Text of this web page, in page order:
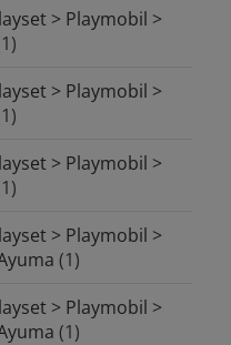
> Playmobil >
> Playmobil >
> Playmobil >
> Playmobil >
(1)
> Playmobil >
(1)